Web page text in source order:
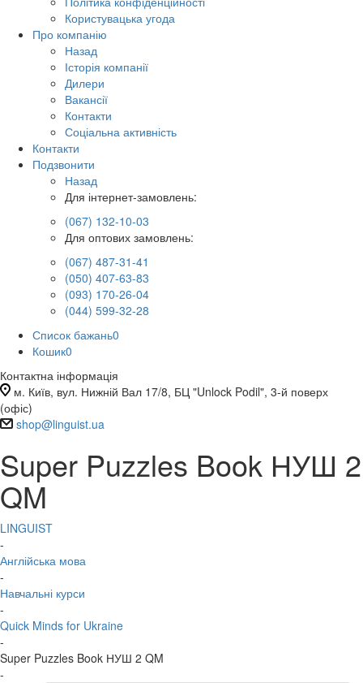
Користувацька угода
Про компанію
Назад
Історія компанії
Дилери
Вакансії
Контакти
Соціальна активність
Контакти
Подзвонити
Назад
Для інтернет-замовлень:
(067) 132-10-03
Для оптових замовлень:
(067) 487-31-41
(050) 407-63-83
(093) 170-26-04
(044) 599-32-28
Список бажань0
Кошик0
Контактна інформація
м. Київ, вул. Нижній Вал 17/8, БЦ "Unlock Podil", 3-й поверх
(офіс)
shop@linguist.ua
Super Puzzles Book НУШ 2
QM
LINGUIST
-
Англійська мова
-
Навчальні курси
-
Quick Minds for Ukraine
-
Super Puzzles Book НУШ 2 QM
-